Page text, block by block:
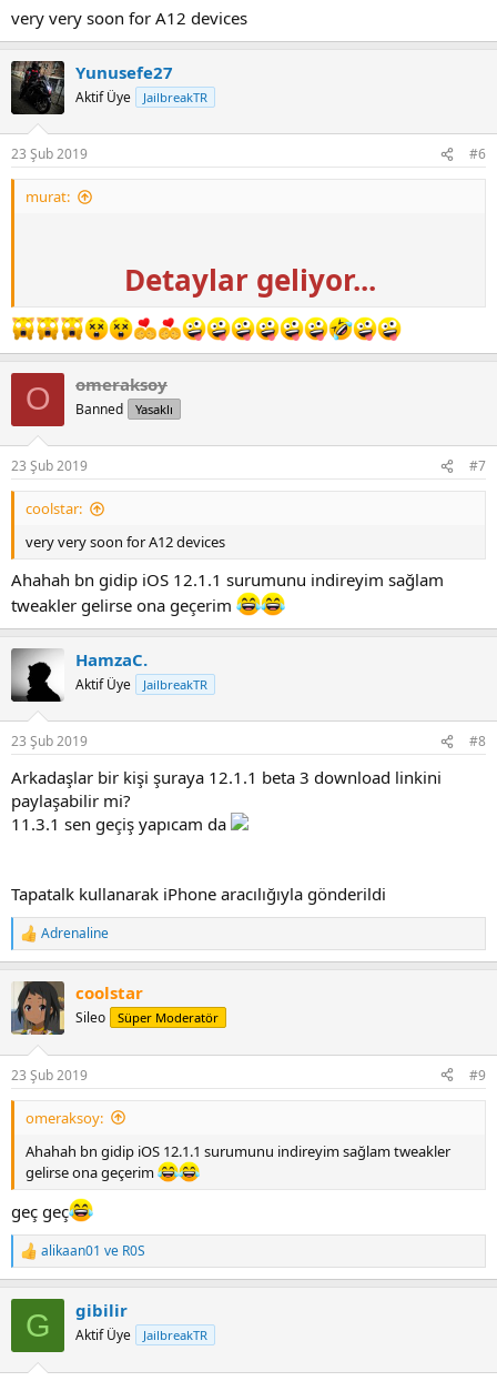
very very soon for A12 devices
Yunusefe27
Aktif Üye JailbreakTR
23 Şub 2019 #6
murat:
Detaylar geliyor...
O omeraksoy
Banned Yasaklı
23 Şub 2019 #7
coolstar:
very very soon for A12 devices
Ahahah bn gidip iOS 12.1.1 surumunu indireyim sağlam
tweakler gelirse ona geçerim
HamzaC.
Aktif Üye JailbreakTR
23 Şub 2019 #8
Arkadaşlar bir kişi şuraya 12.1.1 beta 3 download linkini
paylaşabilir mi?
11.3.1 sen geçiş yapıcam da
Tapatalk kullanarak iPhone aracılığıyla gönderildi
R
e
c
t
i
s
:
Adrenaline
coolstar
Sileo Süper Moderatör
23 Şub 2019 #9
omeraksoy:
Ahahah bn gidip iOS 12.1.1 surumunu indireyim sağlam tweakler
gelirse ona geçerim
geç geç
R
e
alikaan01 ve R0S
G gibilir
Aktif Üye JailbreakTR